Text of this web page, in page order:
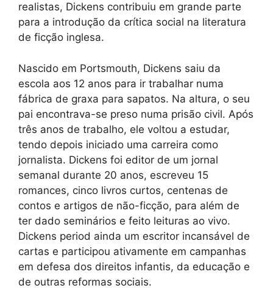
realistas, Dickens contribuiu em grande parte
para a introdução da crítica social na literatura
de ficção inglesa.
Nascido em Portsmouth, Dickens saiu da
escola aos 12 anos para ir trabalhar numa
fábrica de graxa para sapatos. Na altura, o seu
pai encontrava-se preso numa prisão civil. Após
três anos de trabalho, ele voltou a estudar,
tendo depois iniciado uma carreira como
jornalista. Dickens foi editor de um jornal
semanal durante 20 anos, escreveu 15
romances, cinco livros curtos, centenas de
contos e artigos de não-ficção, para além de
ter dado seminários e feito leituras ao vivo.
Dickens period ainda um escritor incansável de
cartas e participou ativamente em campanhas
em defesa dos direitos infantis, da educação e
de outras reformas sociais.